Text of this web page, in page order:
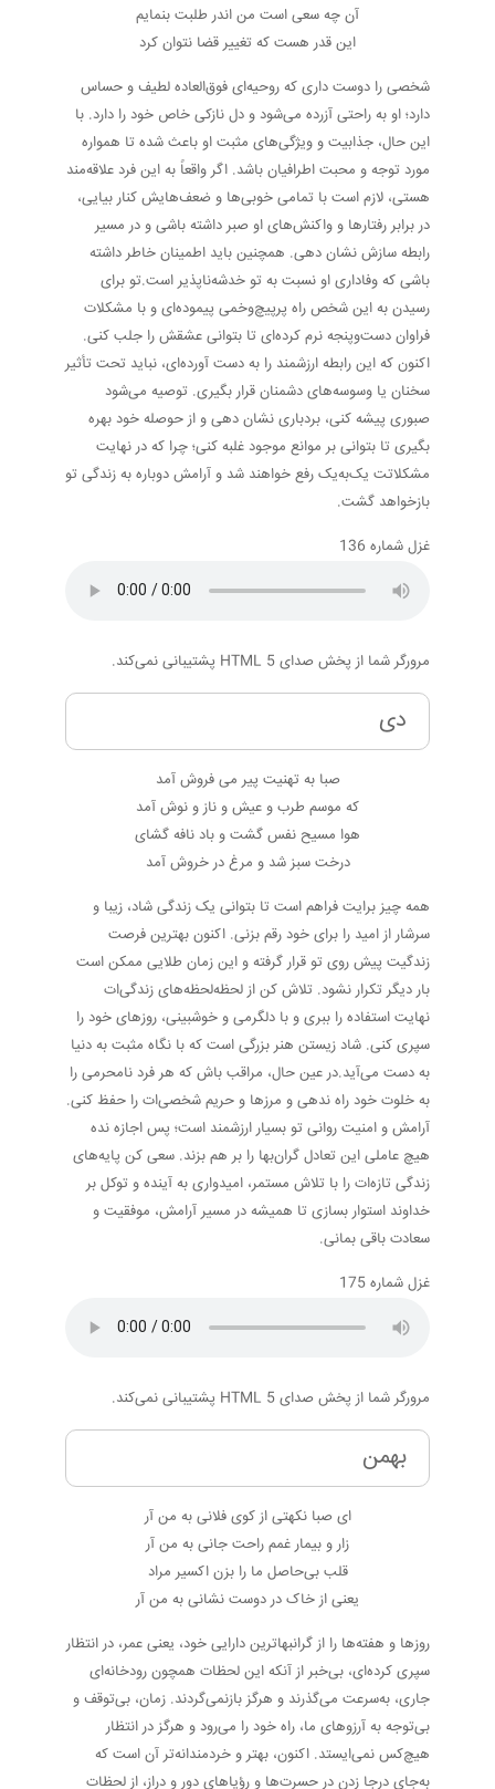
آن چه سعی است من اندر طلبت بنمایم
این قدر هست که تغییر قضا نتوان کرد
شخصی را دوست داری که روحیه‌ای فوق‌العاده لطیف و حساس
دارد؛ او به راحتی آزرده می‌شود و دل نازکی خاص خود را دارد. با
این حال، جذابیت و ویژگی‌های مثبت او باعث شده تا همواره
مورد توجه و محبت اطرافیان باشد. اگر واقعاً به این فرد علاقه‌مند
هستی، لازم است با تمامی خوبی‌ها و ضعف‌هایش کنار بیایی،
در برابر رفتارها و واکنش‌های او صبر داشته باشی و در مسیر
رابطه سازش نشان دهی. همچنین باید اطمینان خاطر داشته
باشی که وفاداری او نسبت به تو خدشه‌ناپذیر است.تو برای
رسیدن به این شخص راه پرپیچ‌وخمی پیموده‌ای و با مشکلات
فراوان دست‌وپنجه نرم کرده‌ای تا بتوانی عشقش را جلب کنی.
اکنون که این رابطه ارزشمند را به دست آورده‌ای، نباید تحت تأثیر
سخنان یا وسوسه‌های دشمنان قرار بگیری. توصیه می‌شود
صبوری پیشه کنی، بردباری نشان دهی و از حوصله خود بهره
بگیری تا بتوانی بر موانع موجود غلبه کنی؛ چرا که در نهایت
مشکلاتت یک‌به‌یک رفع خواهند شد و آرامش دوباره به زندگی تو
بازخواهد گشت.
غزل شماره 136
مرورگر شما از پخش صدای HTML 5 پشتیبانی نمی‌کند.
دی
صبا به تهنیت پیر می فروش آمد
که موسم طرب و عیش و ناز و نوش آمد
هوا مسیح نفس گشت و باد نافه گشای
درخت سبز شد و مرغ در خروش آمد
همه چیز برایت فراهم است تا بتوانی یک زندگی شاد، زیبا و
سرشار از امید را برای خود رقم بزنی. اکنون بهترین فرصت
زندگیت پیش روی تو قرار گرفته و این زمان طلایی ممکن است
بار دیگر تکرار نشود. تلاش کن از لحظه‌لحظه‌های زندگی‌ات
نهایت استفاده را ببری و با دلگرمی و خوشبینی، روزهای خود را
سپری کنی. شاد زیستن هنر بزرگی است که با نگاه مثبت به دنیا
به دست می‌آید.در عین حال، مراقب باش که هر فرد نامحرمی را
به خلوت خود راه ندهی و مرزها و حریم شخصی‌ات را حفظ کنی.
آرامش و امنیت روانی تو بسیار ارزشمند است؛ پس اجازه نده
هیچ عاملی این تعادل گران‌بها را بر هم بزند. سعی کن پایه‌های
زندگی تازه‌ات را با تلاش مستمر، امیدواری به آینده و توکل بر
خداوند استوار بسازی تا همیشه در مسیر آرامش، موفقیت و
سعادت باقی بمانی.
غزل شماره 175
مرورگر شما از پخش صدای HTML 5 پشتیبانی نمی‌کند.
بهمن
ای صبا نکهتی از کوی فلانی به من آر
زار و بیمار غمم راحت جانی به من آر
قلب بی‌حاصل ما را بزن اکسیر مراد
یعنی از خاک در دوست نشانی به من آر
روزها و هفته‌ها را از گرانبهاترین دارایی خود، یعنی عمر، در انتظار
سپری کرده‌ای، بی‌خبر از آنکه این لحظات همچون رودخانه‌ای
جاری، به‌سرعت می‌گذرند و هرگز بازنمی‌گردند. زمان، بی‌توقف و
بی‌توجه به آرزوهای ما، راه خود را می‌رود و هرگز در انتظار
هیچ‌کس نمی‌ایستد. اکنون، بهتر و خردمندانه‌تر آن است که
به‌جای درجا زدن در حسرت‌ها و رؤیاهای دور و دراز، از لحظات